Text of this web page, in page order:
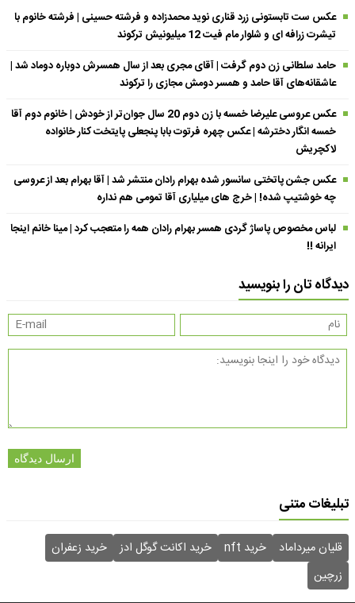
عکس ست تابستونی زرد قناری نوید محمدزاده و فرشته حسینی | فرشته خانوم با
تیشرت زرافه ای و شلوار مام فیت 12 میلیونیش ترکوند
حامد سلطانی زن دوم گرفت | آقای مجری بعد از سال همسرش دوباره دوماد شد |
عاشقانه‌های آقا حامد و همسر دومش مجازی را ترکوند
عکس عروسی علیرضا خمسه با زن دوم 20 سال جوان‌تر از خودش | خانوم دوم آقا
خمسه انگار دخترشه | عکس چهره فرتوت بابا پنجعلی پایتخت کنار خانواده
لاکچریش
عکس جشن پاتختی سانسور شده بهرام رادان منتشر شد | آقا بهرام بعد از عروسی
چه خوشتیپ شده! | خرج های میلیاری آقا تمومی هم نداره
لباس مخصوص پاساژ گردی همسر بهرام رادان همه را متعجب کرد | مینا خانم اینجا
ایرانه !!
دیدگاه تان را بنویسید
ارسال دیدگاه
تبلیغات متنی
قلیان میرداماد خرید nft خرید اکانت گوگل ادز
خرید زعفران
زرچین